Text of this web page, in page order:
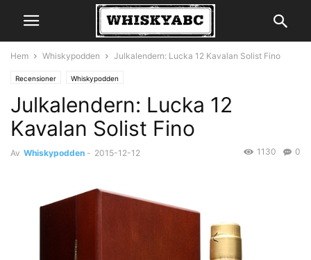
Hem Whiskypodden Julkalendern: Lucka 12 Kavalan Solist Fino
Recensioner Whiskypodden
Julkalendern: Lucka 12
Kavalan Solist Fino
Av Whiskypodden - 2015-12-12 0
1130